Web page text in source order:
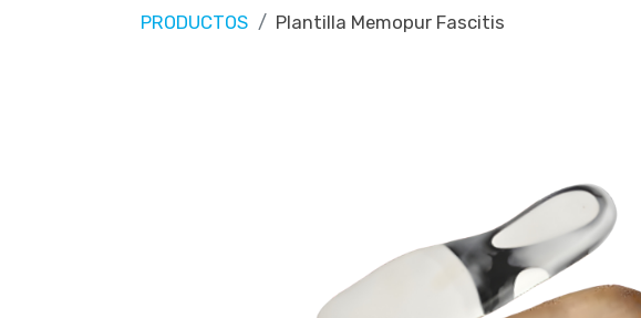
PRODUCTOS Plantilla Memopur Fascitis